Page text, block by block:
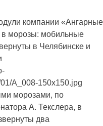
компании «Ангарные
в морозы: мобильные
в Челябинске и
A_008-150x150.jpg
морозами, по
А. Текслера, в
два